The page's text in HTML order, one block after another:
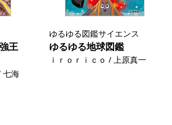
王
七海
ゆるゆる図鑑サイエンス
ゆるゆる地球図鑑
ｉｒｏｒｉｃｏ / 上原真一